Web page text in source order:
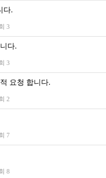
다.
3
다.
3
요청 합니다.
2
7
8